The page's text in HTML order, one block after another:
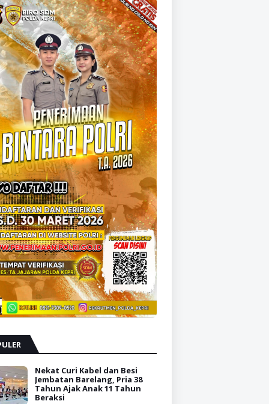
Nekat Curi Kabel dan Besi
Jembatan Barelang, Pria 38
Tahun Ajak Anak 11 Tahun
Beraksi